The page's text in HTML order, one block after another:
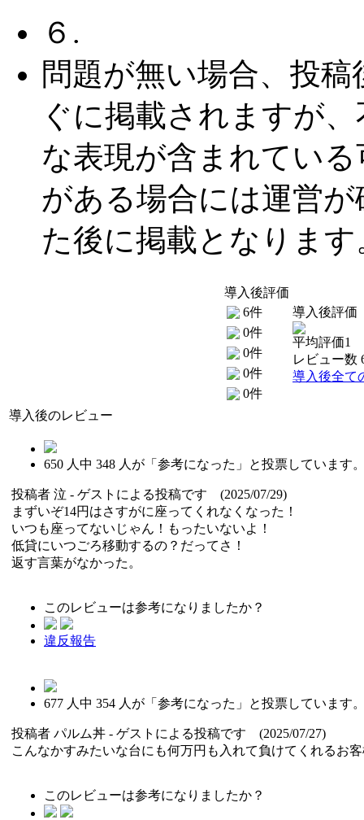
６.
問題が無い場合、投稿
ぐに掲載されますが
な表現が含まれている
がある場合には運営が
た後に掲載となります
導入後評価
6件
0件
0件
0件
0件
導入後評価
平均評価1
レビュー数
導入後全て
導入後のレビュー
650 人中 348 人が「参考になった」と投票しています
投稿者 泣 - ゲストによる投稿です (2025/07/29)
まずいぞ14円はさすがに座ってくれなくなった！
いつも座ってないじゃん！もったいないよ！
低貸にいつごろ移動するの？だってさ！
返す言葉がなかった。
このレビューは参考になりましたか？
違反報告
677 人中 354 人が「参考になった」と投票しています
投稿者 パルム丼 - ゲストによる投稿です (2025/07/27)
こんなかすみたいな台にも何万円も入れて負けてくれるお
このレビューは参考になりましたか？